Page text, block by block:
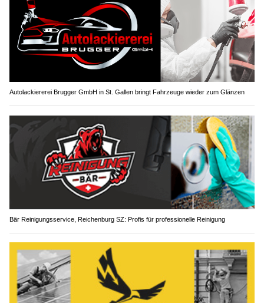
Autolackiererei Brugger GmbH in St. Gallen bringt Fahrzeuge wieder zum Glänzen
Bär Reinigungsservice, Reichenburg SZ: Profis für professionelle Reinigung